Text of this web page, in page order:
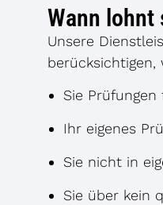
Wann lohnt
Unsere
berücksichtigen,
Sie
Ihr eigenes
Sie nicht in
Sie über kein